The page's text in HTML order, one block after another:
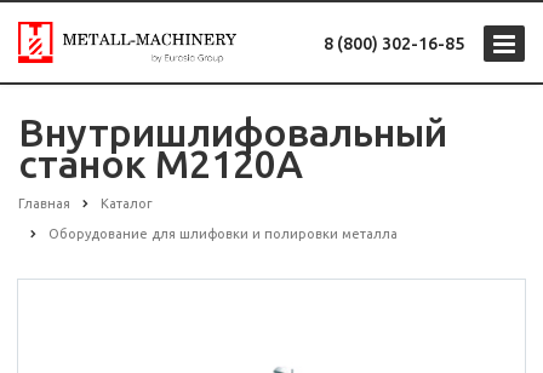
8 (800) 302-16-85
Внутришлифовальный
станок M2120A
Главная Каталог
Оборудование для шлифовки и полировки металла